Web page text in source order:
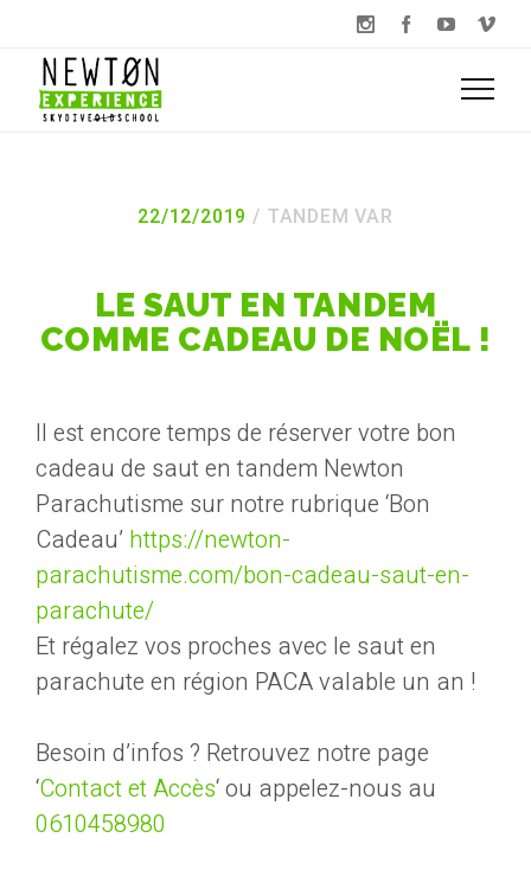
22/12/2019 TANDEM VAR
LE SAUT EN TANDEM
COMME CADEAU DE NOËL !
Il est encore temps de réserver votre bon
cadeau de saut en tandem Newton
Parachutisme sur notre rubrique ‘Bon
Cadeau’ https://newton-
parachutisme.com/bon-cadeau-saut-en-
parachute/
Et régalez vos proches avec le saut en
parachute en région PACA valable un an !
Besoin d’infos ? Retrouvez notre page
‘Contact et Accès‘ ou appelez-nous au
0610458980